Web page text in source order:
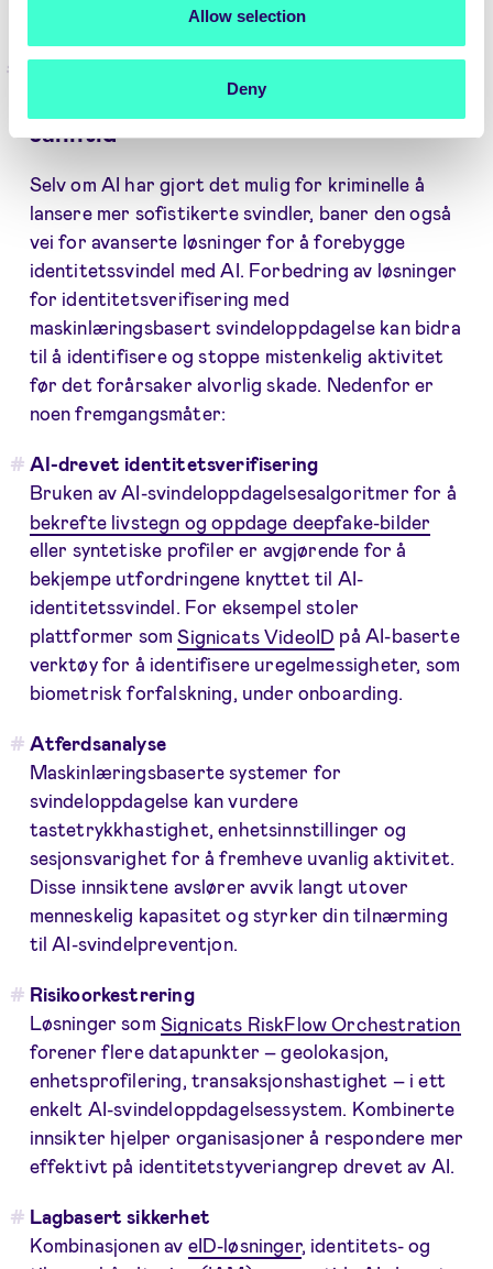
Allow selection
Deny
Å bekjempe AI med AI: Slik oppdager
man AI-drevet identitetssvindel i
sanntid
Selv om AI har gjort det mulig for kriminelle å
lansere mer sofistikerte svindler, baner den også
vei for avanserte løsninger for å forebygge
identitetssvindel med AI. Forbedring av løsninger
for identitetsverifisering med
maskinlæringsbasert svindeloppdagelse kan bidra
til å identifisere og stoppe mistenkelig aktivitet
før det forårsaker alvorlig skade. Nedenfor er
noen fremgangsmåter:
AI-drevet identitetsverifisering
Bruken av AI-svindeloppdagelsesalgoritmer for å
bekrefte livstegn og oppdage deepfake-bilder
eller syntetiske profiler er avgjørende for å
bekjempe utfordringene knyttet til AI-
identitetssvindel. For eksempel stoler
plattformer somSignicats VideoID på AI-baserte
verktøy for å identifisere uregelmessigheter, som
biometrisk forfalskning, under onboarding.
Atferdsanalyse
Maskinlæringsbaserte systemer for
svindeloppdagelse kan vurdere
tastetrykkhastighet, enhetsinnstillinger og
sesjonsvarighet for å fremheve uvanlig aktivitet.
Disse innsiktene avslører avvik langt utover
menneskelig kapasitet og styrker din tilnærming
til AI-svindelpreventjon.
Risikoorkestrering
Løsninger som Signicats RiskFlow Orchestration
forener flere datapunkter – geolokasjon,
enhetsprofilering, transaksjonshastighet – i ett
enkelt AI-svindeloppdagelsessystem. Kombinerte
innsikter hjelper organisasjoner å respondere mer
effektivt på identitetstyveriangrep drevet av AI.
Lagbasert sikkerhet
Kombinasjonen av eID-løsninger, identitets- og